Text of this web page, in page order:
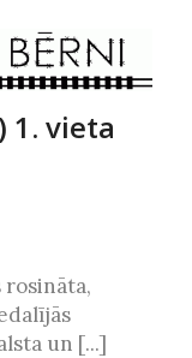
1. vieta
rosināta,
un [...]